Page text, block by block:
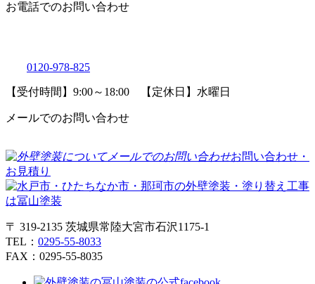
お電話でのお問い合わせ
0120-978-825
【受付時間】9:00～18:00 【定休日】水曜日
メールでのお問い合わせ
お問い合わせ・
お見積り
〒 319-2135 茨城県常陸大宮市石沢1175-1
TEL： 0295-55-8033
FAX：0295-55-8035